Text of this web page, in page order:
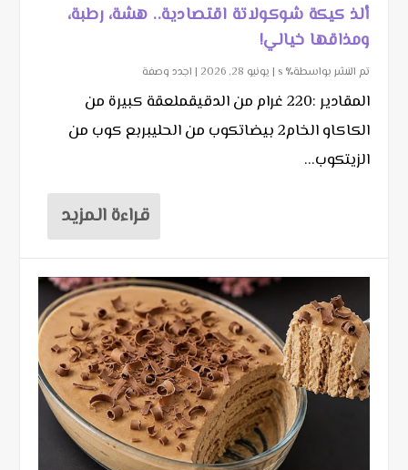
ألذ كيكة شوكولاتة اقتصادية.. هشة، رطبة،
ومذاقها خيالي!
تم النشر بواسطة٪ s | يونيو 28, 2026 | اجدد وصفة
المقادير :220 غرام من الدقيقملعقة كبيرة من
الكاكاو الخام2 بيضاتكوب من الحليبربع كوب من
الزيتكوب...
قراءة المزيد